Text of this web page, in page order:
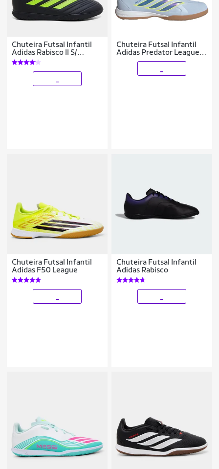
Chuteira Futsal Infantil
Adidas Rabisco II S/
Cadarço
Chuteira Futsal Infantil
Adidas Predator League
Língua Dobrável
Chuteira Futsal Infantil
Adidas F50 League
Chuteira Futsal Infantil
Adidas Rabisco